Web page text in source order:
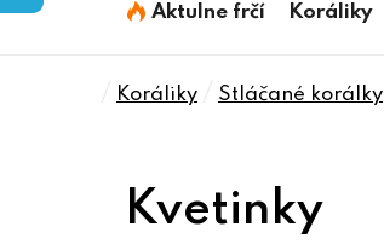
Aktulne frčí Koráliky
Domov
Koráliky Stláčané korálky
Kvetinky